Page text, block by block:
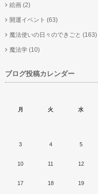
絵画 (2)
開運イベント (63)
魔法使いの日々のできごと (163)
魔法学 (10)
ブログ投稿カレンダー
月 火 水
3 4 5
10 11 12
17 18 19